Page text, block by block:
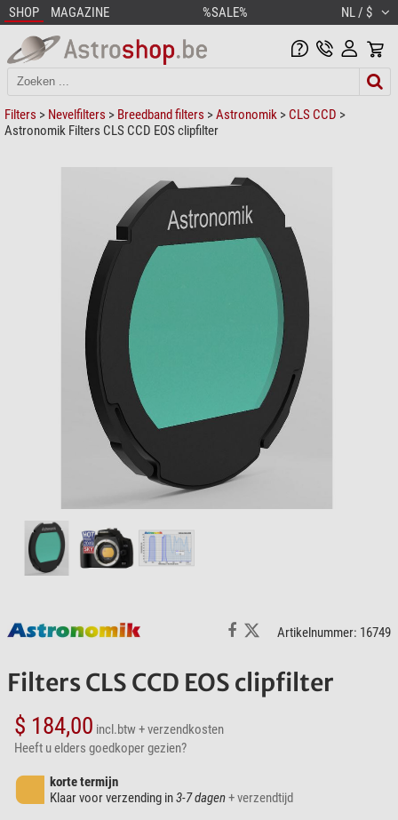
SHOP MAGAZINE %SALE% NL / $
Filters > Nevelfilters > Breedband filters >Astronomik > CLS CCD >
Astronomik Filters CLS CCD EOS clipfilter
Artikelnummer: 16749
Filters CLS CCD EOS clipfilter
$ 184,00 incl.btw+ verzendkosten
Heeft u elders goedkoper gezien?
korte termijn
Klaar voor verzending in3-7 dagen+ verzendtijd